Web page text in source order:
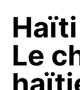
Le